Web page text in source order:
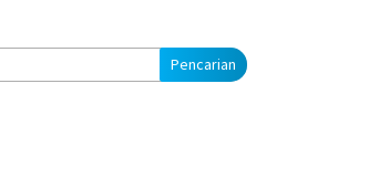
Pencarian